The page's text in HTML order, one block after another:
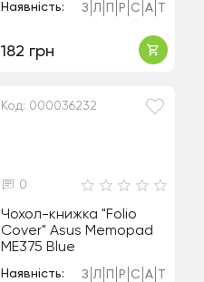
Наявність: З Л Р С А
182 грн
Код: 000036232
0
Чохол-книжка "Folio
Cover" Asus Memopad
ME375 Blue
Наявність: З Л Р С А